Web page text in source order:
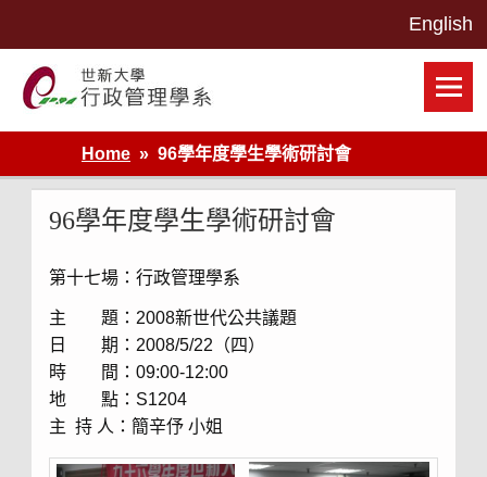
世新大學行政管理學系網站
Home
96學年度學生學術研討會
96學年度學生學術研討會
第十七場：行政管理學系
主 題：2008新世代公共議題
日 期：2008/5/22（四）
時 間：09:00-12:00
地 點：S1204
主 持 人：簡辛伃 小姐